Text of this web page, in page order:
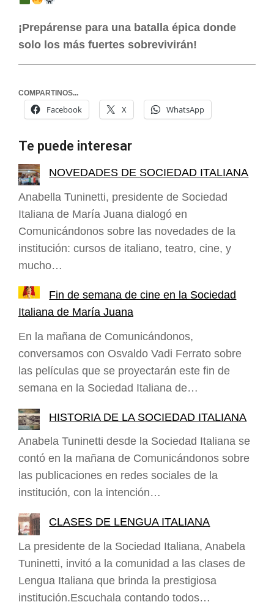
¡Prepárense para una batalla épica donde
solo los más fuertes sobrevivirán!
COMPARTINOS...
Facebook X WhatsApp
Te puede interesar
NOVEDADES DE SOCIEDAD ITALIANA
Anabella Tuninetti, presidente de Sociedad
Italiana de María Juana dialogó en
Comunicándonos sobre las novedades de la
institución: cursos de italiano, teatro, cine, y
mucho…
Fin de semana de cine en la Sociedad
Italiana de María Juana
En la mañana de Comunicándonos,
conversamos con Osvaldo Vadi Ferrato sobre
las películas que se proyectarán este fin de
semana en la Sociedad Italiana de…
HISTORIA DE LA SOCIEDAD ITALIANA
Anabela Tuninetti desde la Sociedad Italiana se
contó en la mañana de Comunicándonos sobre
las publicaciones en redes sociales de la
institución, con la intención…
CLASES DE LENGUA ITALIANA
La presidente de la Sociedad Italiana, Anabela
Tuninetti, invitó a la comunidad a las clases de
Lengua Italiana que brinda la prestigiosa
institución.Escuchala contando todos…